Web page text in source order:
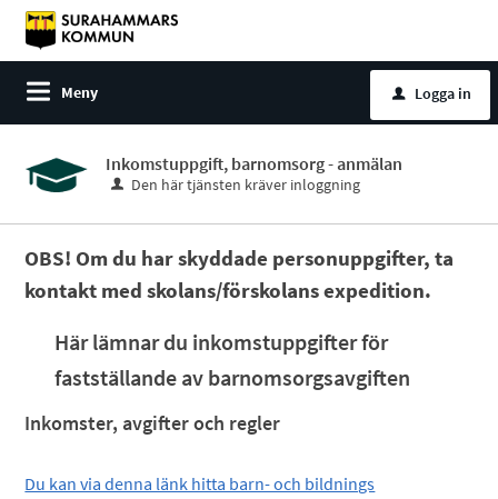
Meny u Logga in
Inkomstuppgift, barnomsorg - anmälan
Den här tjänsten kräver inloggning
OBS! Om du har skyddade personuppgifter, ta
kontakt med skolans/förskolans expedition.
Här lämnar du inkomstuppgifter för
fastställande av barnomsorgsavgiften
Inkomster, avgifter och regler
Du kan via denna länk hitta barn- och bildnings